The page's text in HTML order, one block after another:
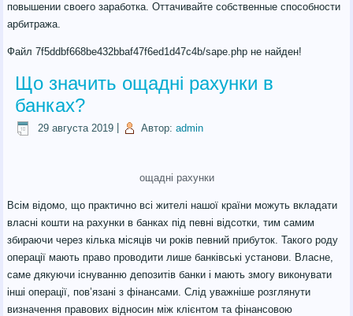
повышении своего заработка. Оттачивайте собственные способности
арбитража.
Файл 7f5ddbf668be432bbaf47f6ed1d47c4b/sape.php не найден!
Що значить ощадні рахунки в
банках?
29 августа 2019 Автор: admin
ощадні рахунки
Всім відомо, що практично всі жителі нашої країни можуть вкладати
власні кошти на рахунки в банках під певні відсотки, тим самим
збираючи через кілька місяців чи років певний прибуток. Такого роду
операції мають право проводити лише банківські установи. Власне,
саме дякуючи існуванню депозитів банки і мають змогу виконувати
інші операції, пов’язані з фінансами. Слід уважніше розглянути
визначення правових відносин між клієнтом та фінансовою